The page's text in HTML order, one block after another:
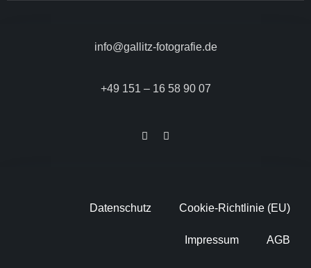
info@gallitz-fotografie.de
+49 151 – 16 58 90 07
Datenschutz Cookie-Richtlinie (EU)
Impressum AGB